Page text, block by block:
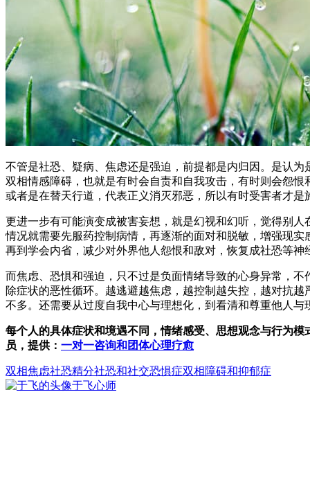
不管是社恐、疑病、焦虑还是强迫，前提都是内归因。是认
双相情感障碍，也就是有时会自责和自我攻击，有时则会怨
或者是在替天行道，代表正义消灭邪恶，所以有时受害者才是
更进一步有可能演变成被害妄想，就是幻视和幻听，觉得别
情况就需要先服药控制病情，再逐渐的面对和脱敏，增强现
再到学会内省，减少对外界他人怨恨和敌对，恢复成社恐等神
而焦虑、恐惧和强迫，只不过是负面情绪导致的心身异常，
除症状的恶性循环。越逃避越焦虑，越控制越失控，越对抗
不多。还需要从过度自我中心与理想化，到看清和尊重他人与
每个人的具体症状和境遇不同，情绪感受、思想观念与行为
员，提供： 一对一咨询和团体心理疗愈
双相焦虑社恐精分社恐和社交恐惧症双相障碍和抑郁症
于飞心师